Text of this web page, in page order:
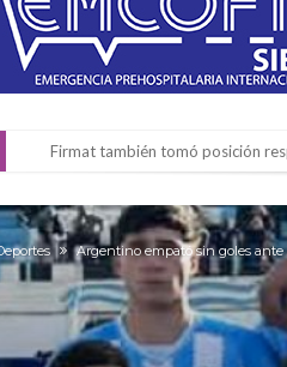
Firmat también tomó posición
Firmat será sede del segundo
Vassalli: en potencial y con
Firmat: avanza la investigación
Villada: el viento provocó el
Argentino empató sin goles